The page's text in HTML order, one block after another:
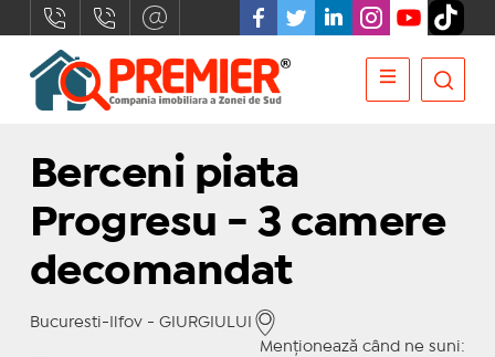
Berceni piata
Progresu - 3 camere
decomandat
Bucuresti-Ilfov - GIURGIULUI
Menționează când ne suni: